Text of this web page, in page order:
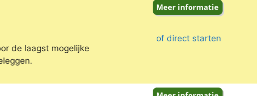
de laagst mogelijke
of direct starten